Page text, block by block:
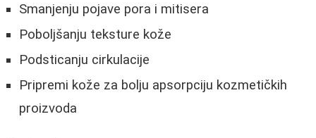
Smanjenju pojave pora i mitisera
Poboljšanju teksture kože
Podsticanju cirkulacije
Pripremi kože za bolju apsorpciju kozmetičkih
proizvoda